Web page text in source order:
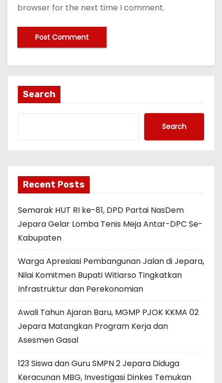
browser for the next time I comment.
Search
Search
Recent Posts
Semarak HUT RI ke-81, DPD Partai NasDem
Jepara Gelar Lomba Tenis Meja Antar-DPC Se-
Kabupaten
Warga Apresiasi Pembangunan Jalan di Jepara,
Nilai Komitmen Bupati Witiarso Tingkatkan
Infrastruktur dan Perekonomian
Awali Tahun Ajaran Baru, MGMP PJOK KKMA 02
Jepara Matangkan Program Kerja dan
Asesmen Gasal
123 Siswa dan Guru SMPN 2 Jepara Diduga
Keracunan MBG, Investigasi Dinkes Temukan